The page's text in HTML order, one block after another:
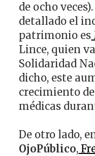
de ocho
detallado el
patrimonio es
Lince, quien
Solidaridad
dicho, este
crecimiento
médicas
De otro lado,
OjoPúblico,